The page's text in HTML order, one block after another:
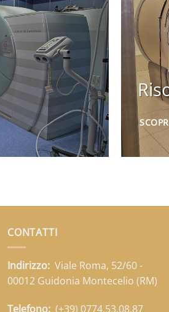
CONTATTI
Indirizzo: Viale Roma, 52/60 -
00012 Guidonia Montecelio (RM)
Telefono: (+39) 0774.53.08.87